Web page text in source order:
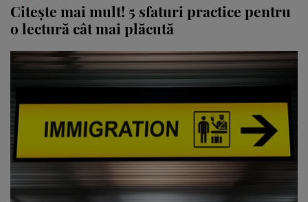
Citește mai mult! 5 sfaturi practice pentru
o lectură cât mai plăcută